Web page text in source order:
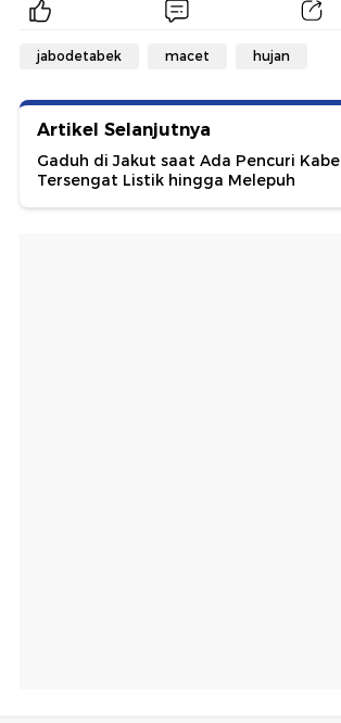
jabodetabek macet hujan
Artikel Selanjutnya
Gaduh di Jakut saat Ada Pencuri Kabel
Tersengat Listik hingga Melepuh